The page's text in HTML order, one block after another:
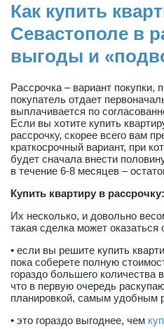
Как купить
Севастополе в
выгоды и
Рассрочка – вариант покупки,
покупатель отдает
выплачивается по
Если вы хотите купить
рассрочку, скорее всего вам
краткосрочный вариант, при
будет сначала внести
в течение 6-8 месяцев –
Купить квартиру в
Их несколько, и довольно
такая сделка может оказаться
• если вы решите купить
пока соберете полную
гораздо большего количества
что в первую очередь
планировкой, самым удобным
• это гораздо выгоднее, чем